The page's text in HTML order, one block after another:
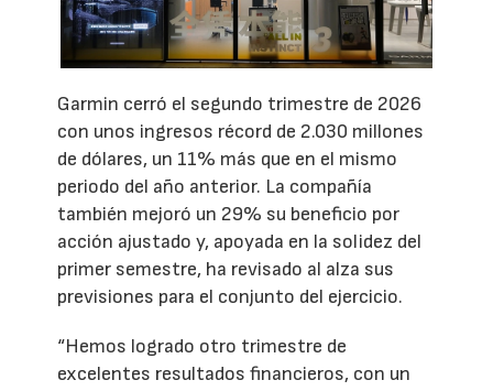
Garmin cerró el segundo trimestre de 2026
con unos ingresos récord de 2.030 millones
de dólares, un 11% más que en el mismo
periodo del año anterior. La compañía
también mejoró un 29% su beneficio por
acción ajustado y, apoyada en la solidez del
primer semestre, ha revisado al alza sus
previsiones para el conjunto del ejercicio.
“Hemos logrado otro trimestre de
excelentes resultados financieros, con un